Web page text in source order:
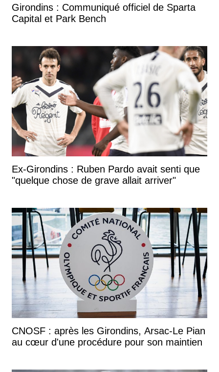
Girondins : Communiqué officiel de Sparta
Capital et Park Bench
Ex-Girondins : Ruben Pardo avait senti que
"quelque chose de grave allait arriver"
CNOSF : après les Girondins, Arsac-Le Pian
au cœur d'une procédure pour son maintien